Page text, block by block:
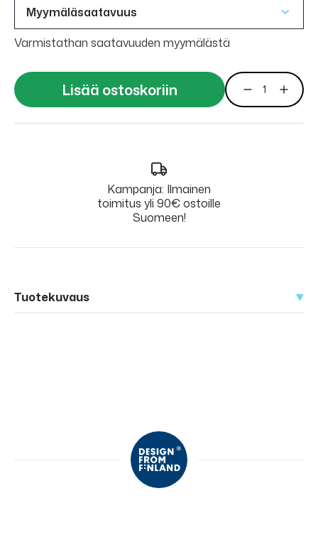
Myymäläsaatavuus
Varmistathan saatavuuden myymälästä
Lisää ostoskoriin
Kampanja: Ilmainen
toimitus yli 90€ ostoille
Suomeen!
Tuotekuvaus